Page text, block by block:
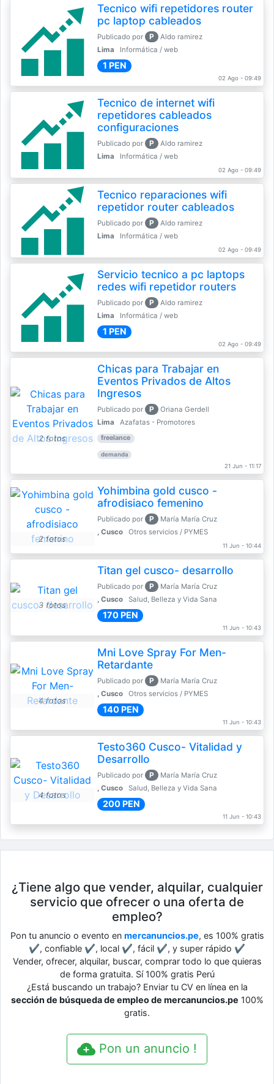
Tecnico wifi repetidores router
pc laptop cableados
Publicado por P
Aldo ramirez
Lima
Informática / web
1 PEN
02 Ago - 09:49
Tecnico de internet wifi
repetidores cableados
configuraciones
Publicado por P
Aldo ramirez
Lima
Informática / web
02 Ago - 09:49
Tecnico reparaciones wifi
repetidor router cableados
Publicado por P
Aldo ramirez
Lima
Informática / web
02 Ago - 09:49
Servicio tecnico a pc laptops
redes wifi repetidor routers
Publicado por P
Aldo ramirez
Lima
Informática / web
1 PEN
02 Ago - 09:49
2 fotos
Chicas para Trabajar en
Eventos Privados de Altos
Ingresos
Publicado por P
Oriana Gerdell
Lima
Azafatas - Promotores
freelance
demanda
21 Jun - 11:17
2 fotos
Yohimbina gold cusco -
afrodisiaco femenino
Publicado por P
María María Cruz
, Cusco
Otros servicios / PYMES
11 Jun - 10:44
3 fotos
Titan gel cusco- desarrollo
Publicado por P
María María Cruz
, Cusco
Salud, Belleza y Vida Sana
170 PEN
11 Jun - 10:43
4 fotos
Mni Love Spray For Men-
Retardante
Publicado por P
María María Cruz
, Cusco
Otros servicios / PYMES
140 PEN
11 Jun - 10:43
4 fotos
Testo360 Cusco- Vitalidad y
Desarrollo
Publicado por P
María María Cruz
, Cusco
Salud, Belleza y Vida Sana
200 PEN
11 Jun - 10:43
¿Tiene algo que vender, alquilar, cualquier
servicio que ofrecer o una oferta de
empleo?
Pon tu anuncio o evento en mercanuncios.pe, es 100% gratis
✔, confiable ✔, local ✔, fácil ✔, y super rápido ✔
Vender, ofrecer, alquilar, buscar, comprar todo lo que quieras
de forma gratuita. Sí 100% gratis Perú
¿Está buscando un trabajo? Enviar tu CV en línea en la
sección de búsqueda de empleo de mercanuncios.pe 100%
gratis.
Pon un anuncio !